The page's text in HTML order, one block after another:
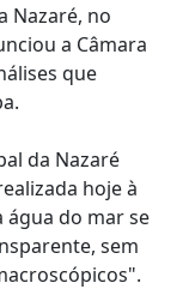
Nazaré, no
a Câmara
que
da Nazaré
hoje à
do mar se
sem